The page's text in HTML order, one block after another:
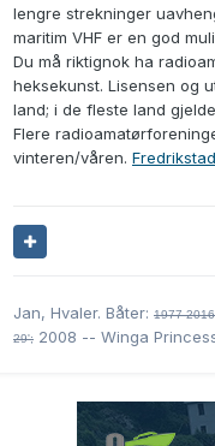
lengre strekninger
maritim VHF er en god
Du må riktignok ha
heksekunst. Lisensen og
land; i de fleste land
Flere
vinteren/våren.
Jan, Hvaler. Båter: 1977-
29'; 2008 -- Winga